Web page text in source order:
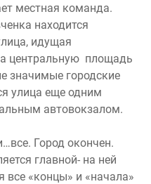
местная команда.
находится
идущая
центральную площадь
значимые городские
улица еще одним
автовокзалом.
Город окончен.
главной- на ней
все «концы» и «начала»